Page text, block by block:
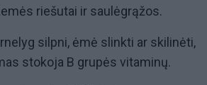
riešutai ir saulėgrąžos.
silpni, ėmė slinkti ar skilinėti,
stokoja B grupės vitaminų.